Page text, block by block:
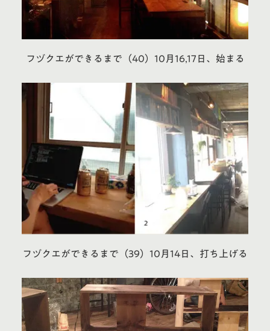
フヅクエができるまで（40）10月16,17日、始まる
フヅクエができるまで（39）10月14日、打ち上げる